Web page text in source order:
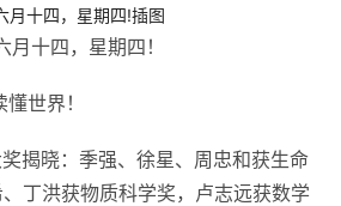
十四，星期四！
世界！
揭晓​：季强、徐星、周忠和获生命
丁洪获物质科学奖，卢志远获数学